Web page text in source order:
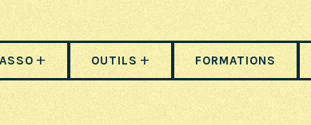
OUTILS FORMATIONS